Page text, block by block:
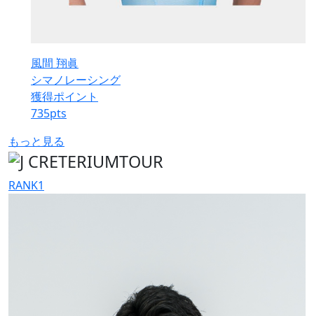
風間 翔眞
シマノレーシング
獲得ポイント
735pts
もっと見る
RANK1